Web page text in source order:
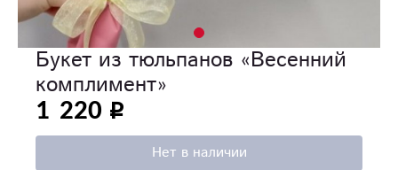
Букет из тюльпанов «Весенний
комплимент»
1 220
Нет в наличии